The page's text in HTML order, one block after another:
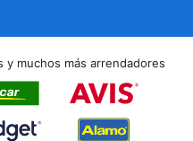
y muchos más arrendadores